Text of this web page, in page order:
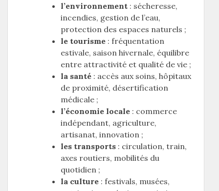
l’environnement : sécheresse,
incendies, gestion de l’eau,
protection des espaces naturels ;
le tourisme : fréquentation
estivale, saison hivernale, équilibre
entre attractivité et qualité de vie ;
la santé : accès aux soins, hôpitaux
de proximité, désertification
médicale ;
l’économie locale : commerce
indépendant, agriculture,
artisanat, innovation ;
les transports : circulation, train,
axes routiers, mobilités du
quotidien ;
la culture : festivals, musées,